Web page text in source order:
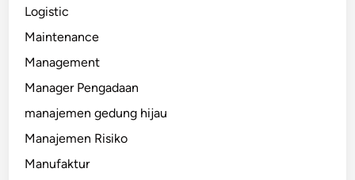
Logistic
Maintenance
Management
Manager Pengadaan
manajemen gedung hijau
Manajemen Risiko
Manufaktur